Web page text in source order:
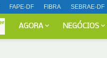
FAPE-DF FIBRA SEBRAE-DF
AGORA NEGÓCIOS